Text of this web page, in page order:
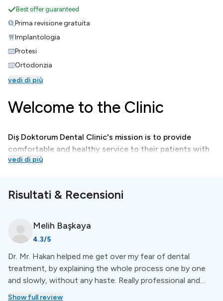
Best offer guaranteed
Prima revisione gratuita
Implantologia
Protesi
Ortodonzia
vedi di più
Welcome to the Clinic
Diş Doktorum Dental Clinic's mission is to provide
comfortable and healthy service to their patients with
the latest technologies and expert staff in the light of
A wide selection of dental treatments, both basic and
available at Disdoktorum Dental Clinic.
vedi di più
Risultati & Recensioni
Melih Başkaya
4.3/5
Dr. Mr. Hakan helped me get over my fear of dental
treatment, by explaining the whole process one by one
and slowly, without any haste. Really professional and
Show full review